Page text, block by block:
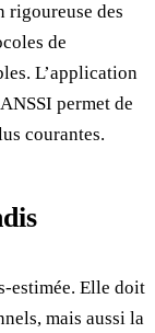
rigoureuse des
de
L’application
permet de
courantes.
estimée. Elle doit
mais aussi la